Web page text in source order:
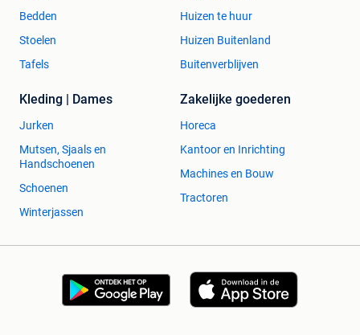
Bedden
Stoelen
Tafels
Huizen te huur
Huizen Buitenland
Buitenverblijven
Kleding | Dames
Jurken
Mutsen, Sjaals en
Handschoenen
Schoenen
Winterjassen
Zakelijke goederen
Horeca
Kantoor en Inrichting
Machines en Bouw
Tractoren